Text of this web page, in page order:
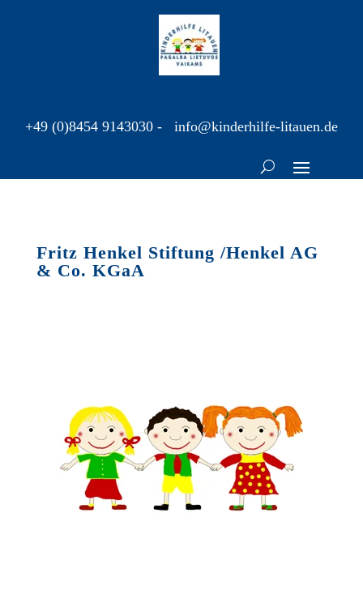
+49 (0)8454 9143030 - info@kinderhilfe-litauen.de
Fritz Henkel Stiftung /Henkel AG
& Co. KGaA